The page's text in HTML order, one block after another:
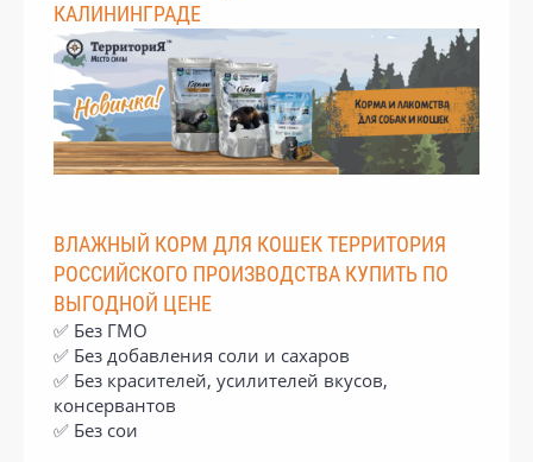
КАЛИНИНГРАДЕ
ВЛАЖНЫЙ КОРМ ДЛЯ КОШЕК ТЕРРИТОРИЯ
РОССИЙСКОГО ПРОИЗВОДСТВА КУПИТЬ ПО
ВЫГОДНОЙ ЦЕНЕ
✅ Без ГМО
✅ Без добавления соли и сахаров
✅ Без красителей, усилителей вкусов,
консервантов
✅ Без сои